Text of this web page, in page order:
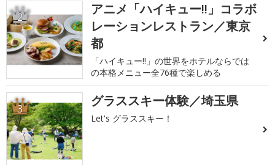
2
アニメ「ハイキュー!!」コラボ
レーションレストラン／東京
都
「ハイキュー!!」の世界をホテルならでは
の本格メニュー全76種で楽しめる
3 グラススキー体験／埼玉県
Let's グラススキー！